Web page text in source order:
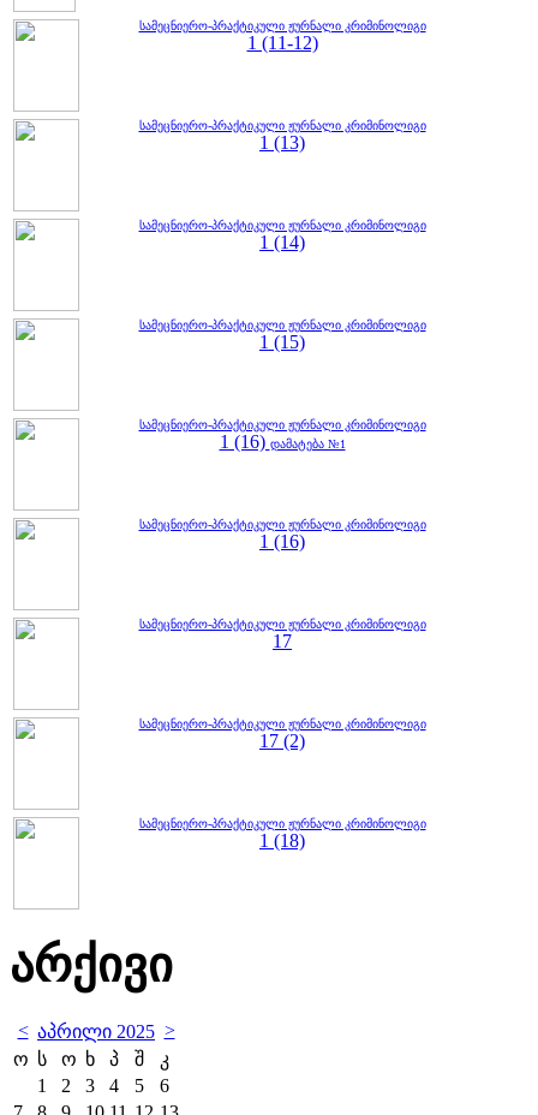
სამეცნიერო-პრაქტიკული ჟურნალი კრიმინოლიგი
1 (11-12)
სამეცნიერო-პრაქტიკული ჟურნალი კრიმინოლიგი
1 (13)
სამეცნიერო-პრაქტიკული ჟურნალი კრიმინოლიგი
1 (14)
სამეცნიერო-პრაქტიკული ჟურნალი კრიმინოლიგი
1 (15)
სამეცნიერო-პრაქტიკული ჟურნალი კრიმინოლიგი
1 (16) დამატება №1
სამეცნიერო-პრაქტიკული ჟურნალი კრიმინოლიგი
1 (16)
სამეცნიერო-პრაქტიკული ჟურნალი კრიმინოლიგი
17
სამეცნიერო-პრაქტიკული ჟურნალი კრიმინოლიგი
17 (2)
სამეცნიერო-პრაქტიკული ჟურნალი კრიმინოლიგი
1 (18)
არქივი
< აპრილი 2025 >
ო ს ო ხ პ შ
კ
1
2 3 4 5
6